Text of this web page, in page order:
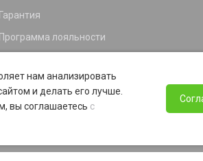
Гарантия
Программа лояльности
нам анализировать
и делать его лучше.
вы соглашаетесь с